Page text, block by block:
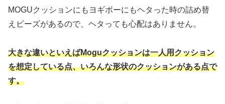
MOGUクッションにもヨギボーにもヘタった時の詰め替
えビーズがあるので、ヘタっても心配はありません。
大きな違いといえばMoguクッションは一人用クッション
を想定している点、いろんな形状のクッションがある点で
す。